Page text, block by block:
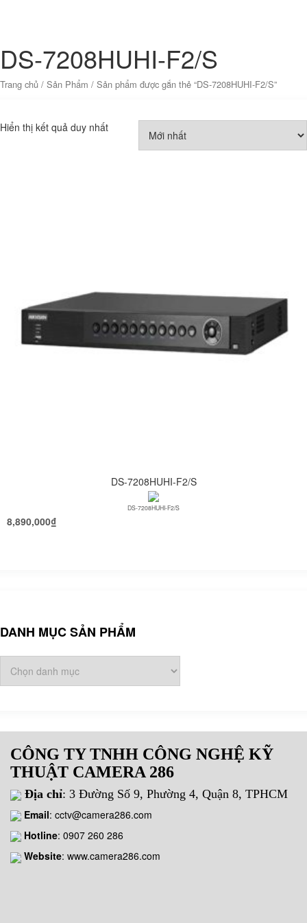
DS-7208HUHI-F2/S
Trang chủ / Sản Phẩm / Sản phẩm được gắn thẻ “DS-7208HUHI-F2/S”
Hiển thị kết quả duy nhất
DS-7208HUHI-F2/S
DS-7208HUHI-F2/S
8,890,000₫
DANH MỤC SẢN PHẨM
CÔNG TY TNHH CÔNG NGHỆ KỸ
THUẬT CAMERA 286
Địa chỉ: 3 Đường Số 9, Phường 4, Quận 8, TPHCM
Email: cctv@camera286.com
Hotline: 0907 260 286
Website: www.camera286.com